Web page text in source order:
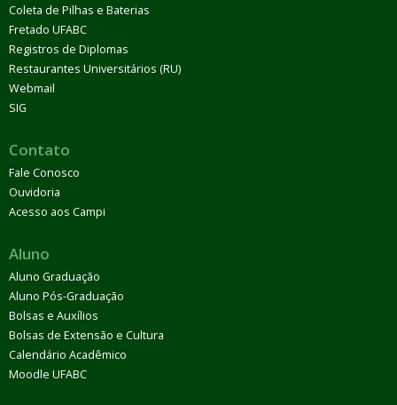
Coleta de Pilhas e Baterias
Fretado UFABC
Registros de Diplomas
Restaurantes Universitários (RU)
Webmail
SIG
Contato
Fale Conosco
Ouvidoria
Acesso aos Campi
Aluno
Aluno Graduação
Aluno Pós-Graduação
Bolsas e Auxílios
Bolsas de Extensão e Cultura
Calendário Acadêmico
Moodle UFABC